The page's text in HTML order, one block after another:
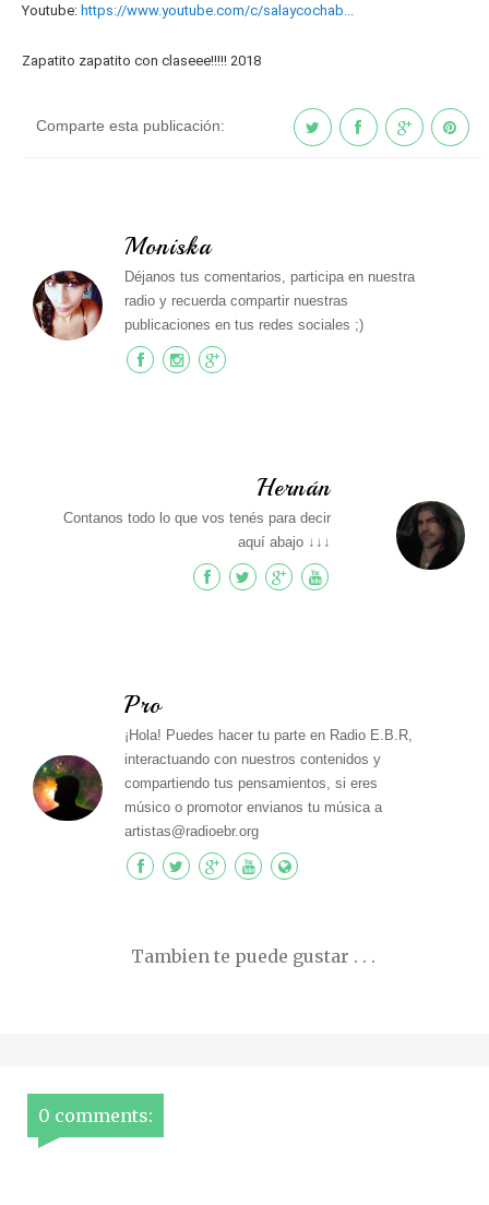
Youtube: https://www.youtube.com/c/salaycochab...
Zapatito zapatito con claseee!!!!! 2018
Comparte esta publicación:
Moniska
Déjanos tus comentarios, participa en nuestra
radio y recuerda compartir nuestras
publicaciones en tus redes sociales ;)
Hernán
Contanos todo lo que vos tenés para decir
aquí abajo ↓↓↓
Pro
¡Hola! Puedes hacer tu parte en Radio E.B.R,
interactuando con nuestros contenidos y
compartiendo tus pensamientos, si eres
músico o promotor envianos tu música a
artistas@radioebr.org
Tambien te puede gustar . . .
0 comments: